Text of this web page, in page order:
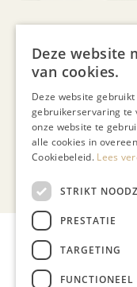
Deze website
van cookies.
Deze website
gebruikerservaring te
onze website te
alle cookies in
Cookiebeleid. Lees
STRIKT
PRESTATIE
TARGETING
FUNCTIONEEL